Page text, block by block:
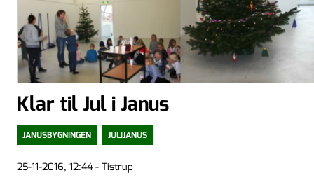
Klar til Jul i Janus
JANUSBYGNINGEN JULIJANUS
25-11-2016, 12:44 - Tistrup